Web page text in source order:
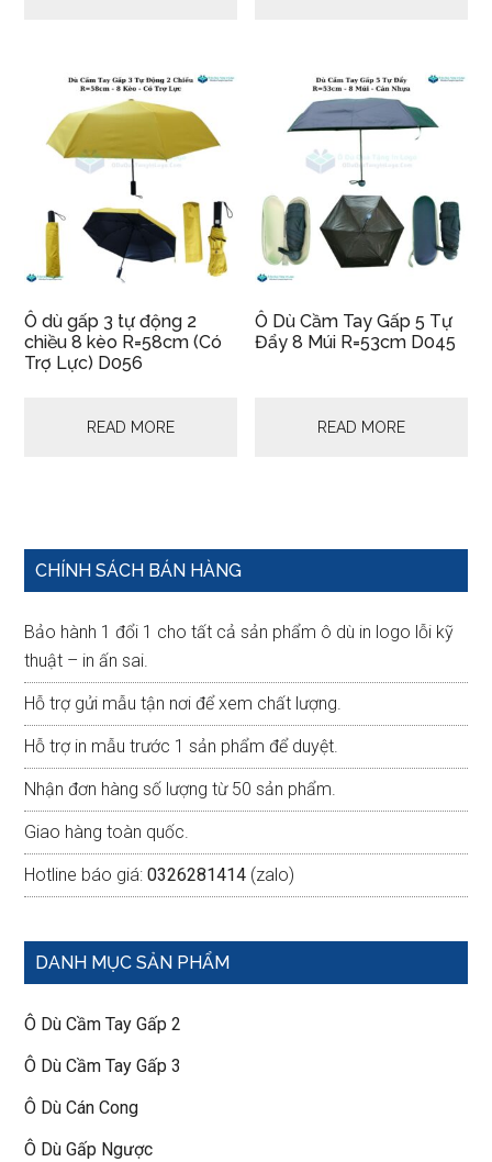
Ô dù gấp 3 tự động 2
chiều 8 kèo R=58cm (Có
Trợ Lực) D056
READ MORE
Ô Dù Cầm Tay Gấp 5 Tự
Đẩy 8 Múi R=53cm D045
READ MORE
Primary
CHÍNH SÁCH BÁN HÀNG
Bảo hành 1 đổi 1 cho tất cả sản phẩm ô dù in logo lỗi kỹ
thuật – in ấn sai.
Hỗ trợ gửi mẫu tận nơi để xem chất lượng.
Hỗ trợ in mẫu trước 1 sản phẩm để duyệt.
Nhận đơn hàng số lượng từ 50 sản phẩm.
Giao hàng toàn quốc.
Hotline báo giá:0326281414 (zalo)
DANH MỤC SẢN PHẨM
Ô Dù Cầm Tay Gấp 2
Ô Dù Cầm Tay Gấp 3
Ô Dù Cán Cong
Ô Dù Gấp Ngược